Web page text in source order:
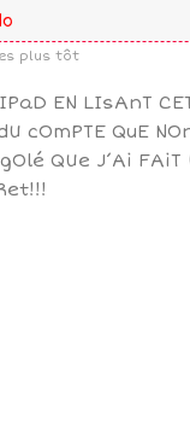
plus tôt
IPaD EN LIsAnT
cOmPTE QuE
QUe J’Ai FAiT